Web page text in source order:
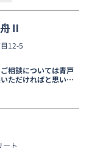
Ⅱ
12-5
相談については青戸
ただければと思いま
ート